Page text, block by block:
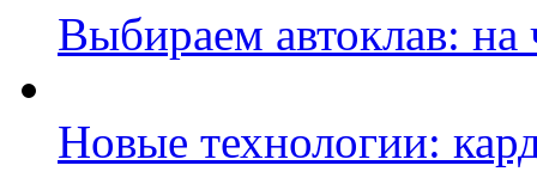
Выбираем автоклав: на
Новые технологии: